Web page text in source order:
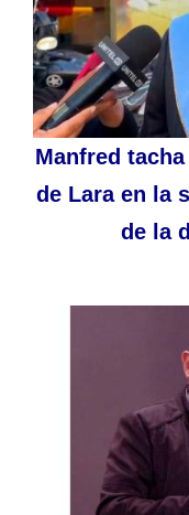
Manfred
de Lara en la
de la